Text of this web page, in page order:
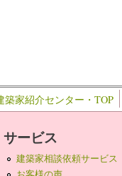
築家紹介センター・TOP
サービス
建築家相談依頼サービス